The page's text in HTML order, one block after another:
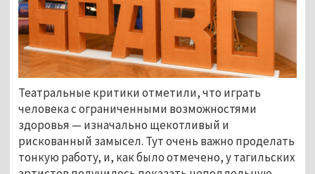
Театральные критики отметили, что играть
человека с ограниченными возможностями
здоровья — изначально щекотливый и
рискованный замысел. Тут очень важно проделать
тонкую работу, и, как было отмечено, у тагильских